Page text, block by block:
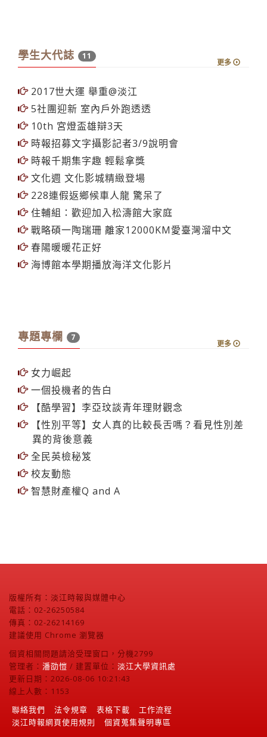
學生大代誌 11
更多
2017世大運 舉重@淡江
5社團迎新 室內戶外跑透透
10th 宮燈盃雄辯3天
時報招募文字攝影記者3/9說明會
時報千期集字趣 輕鬆拿獎
文化週 文化影城精緻登場
228連假返鄉候車人龍 驚呆了
住輔組：歡迎加入松濤館大家庭
戰略碩一陶瑞珊 離家12000KM愛臺灣溜中文
春陽暖暖花正好
海博館本學期播放海洋文化影片
專題專欄 7
更多
女力崛起
一個投機者的告白
【酷學習】李亞玟談青年理財觀念
【性別平等】女人真的比較長舌嗎？看見性別差
異的背後意義
全民英檢秘笈
校友動態
智慧財產權Q and A
版權所有：淡江時報與媒體中心
電話：02-26250584
傳真：02-26214169
建議使用 Chrome 瀏覽器
個資相關問題請洽受理窗口，分機2799
管理者： 潘劭愷 / 建置單位： 淡江大學資訊處
更新日期：2026-08-06 10:21:43
線上人數：1153
聯絡我們
法令規章 表格下載
工作流程
淡江時報網頁使用規則
個資蒐集聲明專區